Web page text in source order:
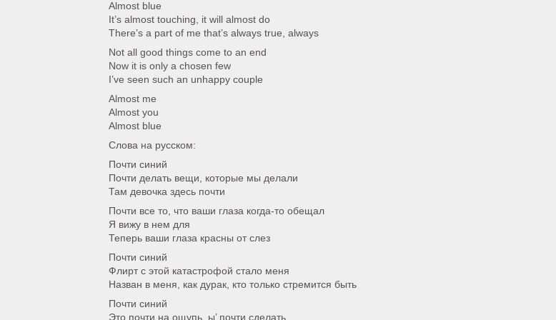
Almost blue
It’s almost touching, it will almost do
There’s a part of me that’s always true, always
Not all good things come to an end
Now it is only a chosen few
I’ve seen such an unhappy couple
Almost me
Almost you
Almost blue
Слова на русском:
Почти синий
Почти делать вещи, которые мы делали
Там девочка здесь почти
Почти все то, что ваши глаза когда-то обещал
Я вижу в нем для
Теперь ваши глаза красны от слез
Почти синий
Флирт с этой катастрофой стало меня
Назван в меня, как дурак, кто только стремится быть
Почти синий
Это почти на ощупь, ы’ почти сделать